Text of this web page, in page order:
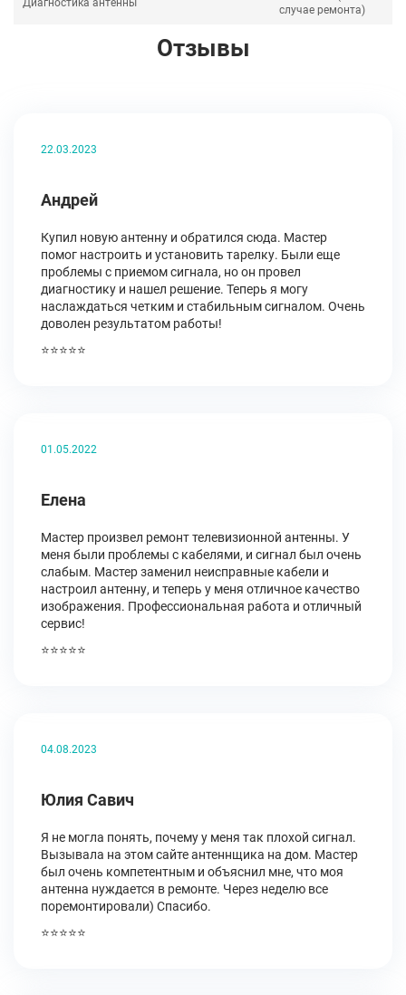
Диагностика антенны
случае ремонта)
Отзывы
22.03.2023
Андрей
Купил новую антенну и обратился сюда. Мастер
помог настроить и установить тарелку. Были еще
проблемы с приемом сигнала, но он провел
диагностику и нашел решение. Теперь я могу
наслаждаться четким и стабильным сигналом. Очень
доволен результатом работы!
⭐⭐⭐⭐⭐
01.05.2022
Елена
Мастер произвел ремонт телевизионной антенны. У
меня были проблемы с кабелями, и сигнал был очень
слабым. Мастер заменил неисправные кабели и
настроил антенну, и теперь у меня отличное качество
изображения. Профессиональная работа и отличный
сервис!
⭐⭐⭐⭐⭐
04.08.2023
Юлия Савич
Я не могла понять, почему у меня так плохой сигнал.
Вызывала на этом сайте антеннщика на дом. Мастер
был очень компетентным и объяснил мне, что моя
антенна нуждается в ремонте. Через неделю все
поремонтировали) Спасибо.
⭐⭐⭐⭐⭐